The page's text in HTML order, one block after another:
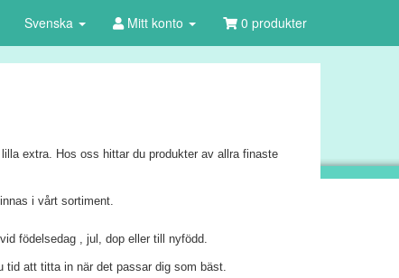
Svenska Mitt konto 0 produkter
extra. Hos oss hittar du produkter av allra finaste
i vårt sortiment.
födelsedag , jul, dop eller till nyfödd.
tid att titta in när det passar dig som bäst.